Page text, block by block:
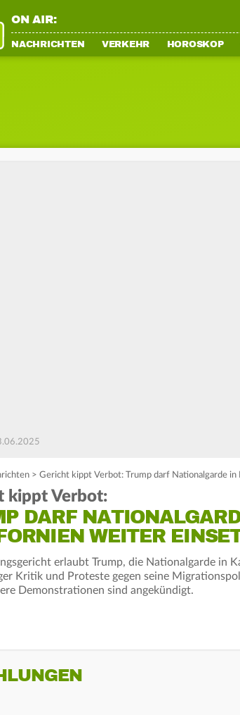
ON AIR:
NACHRICHTEN VERKEHR HOROSKOP
> Gericht kippt Verbot: Trump darf Nationalgarde
kippt Verbot:
DARF
WEITER
erlaubt Trump, die Nationalgarde in
Kritik und Proteste gegen seine
Demonstrationen sind angekündigt.